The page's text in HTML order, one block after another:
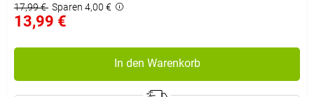
17,99 € Sparen 4,00 €
13,99 €
In den Warenkorb